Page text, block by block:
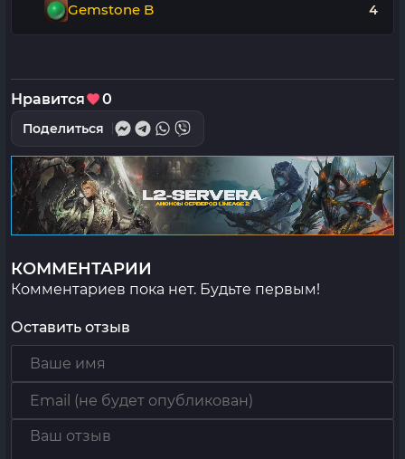
Gemstone B 4
Нравится 0
Поделиться
КОММЕНТАРИИ
Комментариев пока нет. Будьте первым!
Оставить отзыв